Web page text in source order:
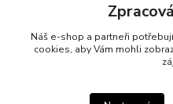
Náš e-shop a partneři
cookies, aby Vám mohli